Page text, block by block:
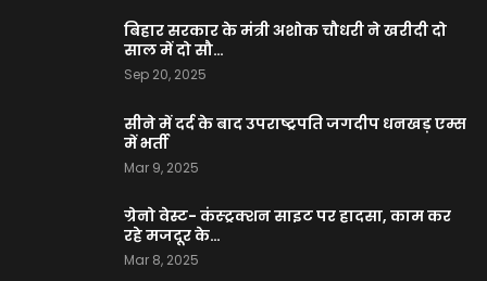
बिहार सरकार के मंत्री अशोक चौधरी ने खरीदी दो
साल में दो सौ…
Sep 20, 2025
सीने में दर्द के बाद उपराष्ट्रपति जगदीप धनखड़ एम्स
में भर्ती
Mar 9, 2025
ग्रेनो वेस्ट- कंस्ट्रक्शन साइट पर हादसा, काम कर
रहे मजदूर के…
Mar 8, 2025